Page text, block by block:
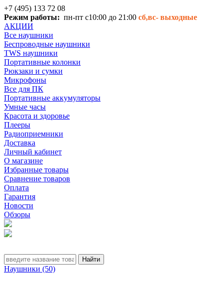
+7 (495) 133 72 08
Режим работы: пн-пт с10:00 до 21:00 сб,вс- выходные
АКЦИИ
Все наушники
Беспроводные наушники
TWS наушники
Портативные колонки
Рюкзаки и сумки
Микрофоны
Все для ПК
Портативные аккумуляторы
Умные часы
Красота и здоровье
Плееры
Радиоприемники
Доставка
Личный кабинет
О магазине
Избранные товары
Сравнение товаров
Оплата
Гарантия
Новости
Обзоры
Наушники (50)